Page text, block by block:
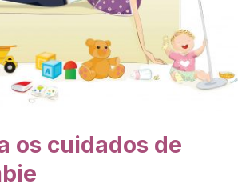
os cuidados de